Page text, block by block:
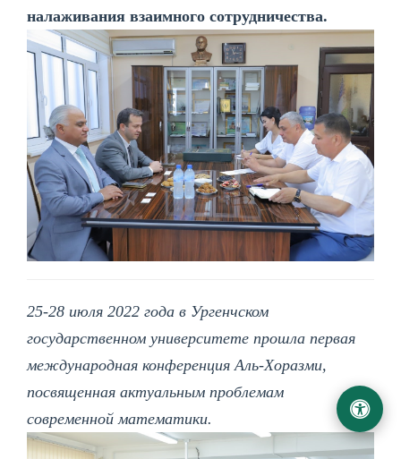
налаживания взаимного сотрудничества.
25-28 июля 2022 года в Ургенчском
государственном университете прошла первая
международная конференция Аль-Хоразми,
посвященная актуальным проблемам
современной математики.